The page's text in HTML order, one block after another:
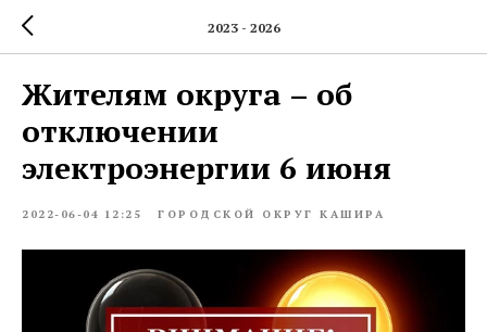
2023 - 2026
Жителям округа – об
отключении
электроэнергии 6 июня
2022-06-04 12:25 ГОРОДСКОЙ ОКРУГ КАШИРА